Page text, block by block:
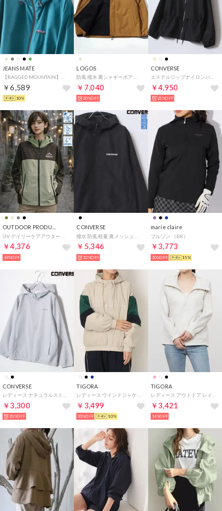
JEANS MATE
￥6,589
10%
LOGOS
￥7,040
20%OFF
CONVERSE
エステルジップナイロンパーカー アウター レディース スポーツ ブルゾン フルジップパーカー ウインドブレーカー
￥4,950
25%OFF
￥4,376
49%OFF
CONVERSE
￥5,346
10%OFF
marie claire
ブルゾン （BK）
￥3,773
30%OFF 15%
CONVERSE
￥3,300
25%OFF
TIGORA
￥3,499
30%OFF 10%
TIGORA
￥3,421
14%OFF